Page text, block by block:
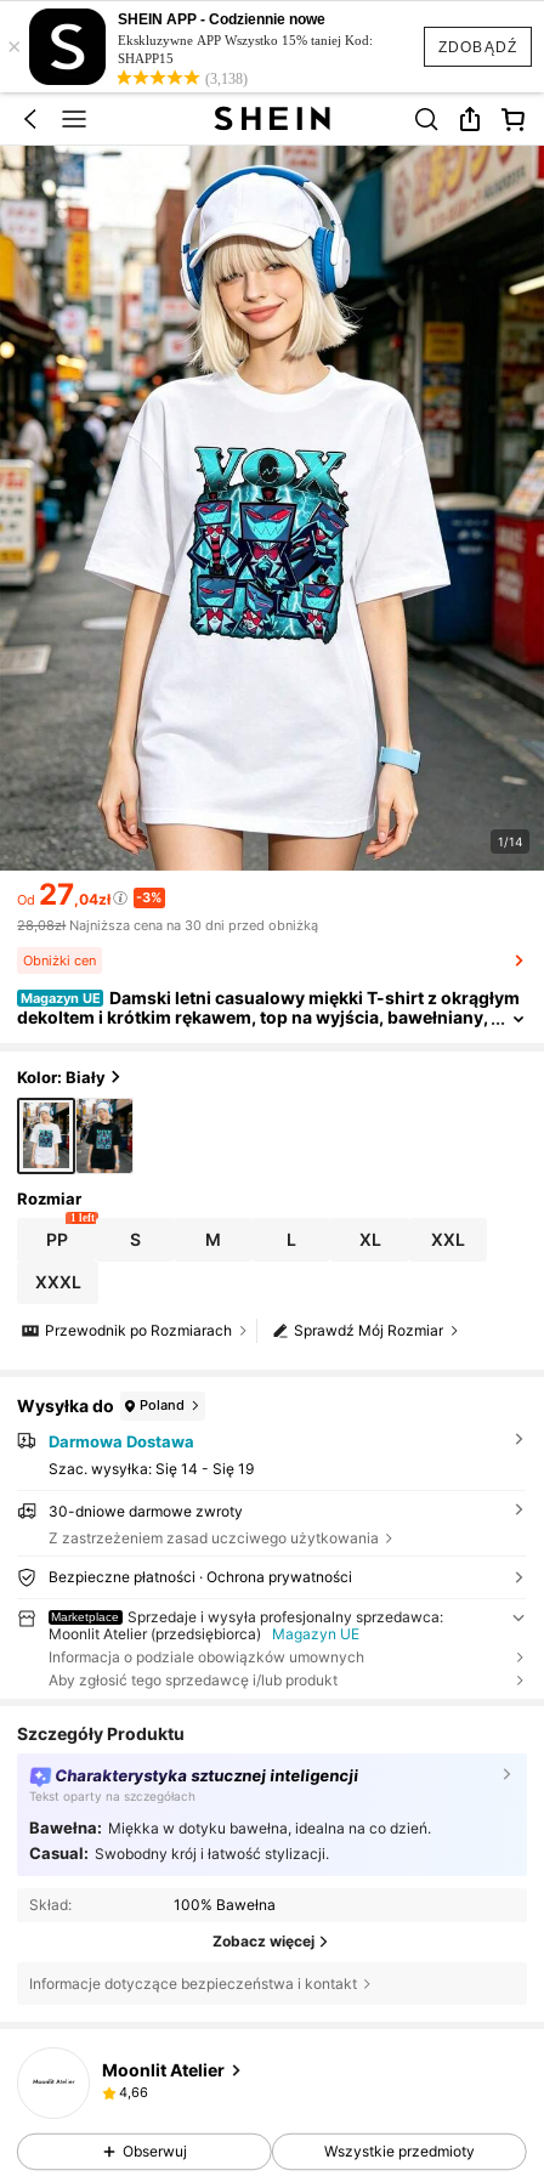
ZDOBĄDŹ
×
SHEIN APP - Codziennie nowe
Ekskluzywne APP Wszystko 15% taniej Kod:
SHAPP15
(3,138)
1/14
Od 27,04zł
-3%
28,08zł Najniższa cena na 30 dni przed obniżką
Obniżki cen
Magazyn UE Damski letni casualowy miękki T-shirt z okrągłym
dekoltem i krótkim rękawem, top na wyjścia, bawełniany,
Y2K, zabawny T-shirt, top damski, wakacyjny outfit dla kobie
t, uroczy top, T-shirt z nadrukiem, wiosenny outfit, oversize
T-shirt, retro streetwear, styl lat 90., styl lat 2000., subkultur
a, top, topy, outfit na imprezę w stylu lat 90.
Kolor: Biały
Rozmiar
PP
1 left
S M L XL XXL
XXXL
Sprawdź Mój Rozmiar
Przewodnik po Rozmiarach
Wysyłka do Poland
Darmowa Dostawa
Szac. wysyłka: Się 14 - Się 19
30-dniowe darmowe zwroty
Z zastrzeżeniem zasad uczciwego użytkowania
Bezpieczne płatności · Ochrona prywatności
Marketplace
Sprzedaje i wysyła profesjonalny sprzedawca:
Moonlit Atelier (przedsiębiorca)
Magazyn UE
Informacja o podziale obowiązków umownych
Aby zgłosić tego sprzedawcę i/lub produkt
Szczegóły Produktu
Charakterystyka sztucznej inteligencji
Tekst oparty na szczegółach
Bawełna: Miękka w dotyku bawełna, idealna na co dzień.
Casual: Swobodny krój i łatwość stylizacji.
Skład: 100% Bawełna
Zobacz więcej
Informacje dotyczące bezpieczeństwa i kontakt
Moonlit Atelier
4,66
Obserwuj Wszystkie przedmioty